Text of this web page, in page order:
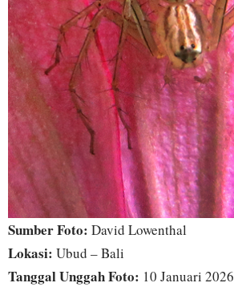
Sumber Foto: David Lowenthal
Lokasi: Ubud – Bali
Tanggal Unggah Foto: 10 Januari 2026